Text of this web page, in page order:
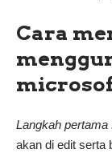
Cara
Langkah pertama
akan di edit serta